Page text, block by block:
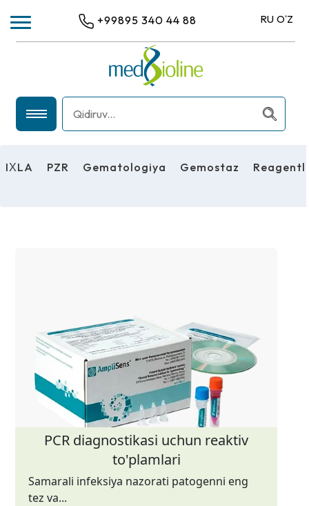
+99895 340 44 88 RU OʻZ
IХLA PZR Gematologiya Gemostaz
PCR diagnostikasi uchun reaktiv
to'plamlari
Samarali infeksiya nazorati patogenni eng
tez va...
IХLA